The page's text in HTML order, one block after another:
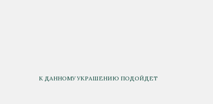
К ДАННОМУ УКРАШЕНИЮ ПОДОЙДЕТ